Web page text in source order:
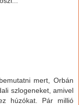
mert, Orbán
szlogeneket, amivel
húzókat. Pár millió